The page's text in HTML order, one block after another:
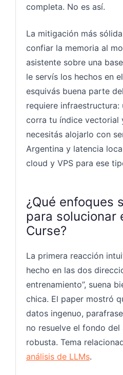
completa. No es así.
La mitigación más
confiar la memoria al
asistente sobre una
le servís los hechos en
esquivás buena parte
requiere
corra tu índice vectorial
necesitás alojarlo con
Argentina y latencia
cloud y VPS para ese
¿Qué enfoques
para solucionar
Curse?
La primera reacción
hecho en las dos
entrenamiento”, suena
chica. El paper mostró
datos ingenuo,
no resuelve el fondo
robusta. Tema
análisis de LLMs.